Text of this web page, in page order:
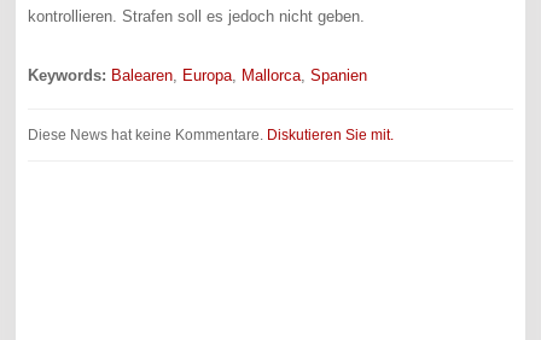
kontrollieren. Strafen soll es jedoch nicht geben.
Keywords: Balearen, Europa, Mallorca,Spanien
Diese News hat keine Kommentare. Diskutieren Sie mit.